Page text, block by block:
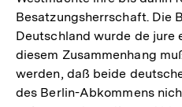
Besatzungsherrschaft. Die
Deutschland wurde de jure
diesem Zusammenhang
werden, daß beide
des Berlin-Abkommens